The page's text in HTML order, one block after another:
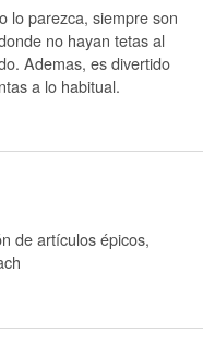
lo parezca, siempre son
no hayan tetas al
Ademas, es divertido
a lo habitual.
de artículos épicos,